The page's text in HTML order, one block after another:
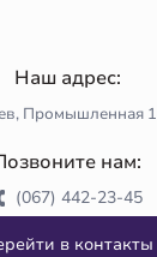
Наш адрес:
Промышленная 1
нам:
(067) 442-23-45
в контакты